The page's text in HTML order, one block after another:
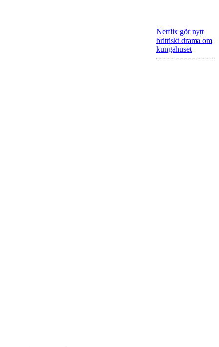
Netflix gör nytt
brittiskt drama om
kungahuset